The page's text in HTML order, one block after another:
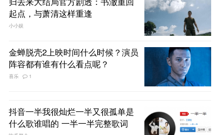
起点，与萧清这样重逢
小小娱
金蝉脱壳2上映时间什么时候？演员
阵容都有谁有什么看点呢？
喜乐 1
抖音一半我很灿烂一半又很孤单是
什么歌谁唱的 一半一半完整歌词